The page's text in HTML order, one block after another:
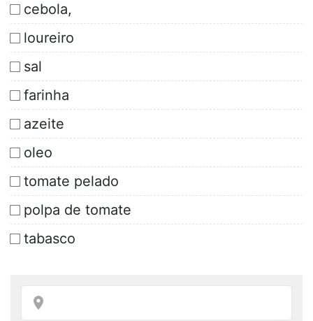
cebola,
loureiro
sal
farinha
azeite
oleo
tomate pelado
polpa de tomate
tabasco